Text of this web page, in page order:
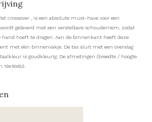
crossover , is een absolute must-have voor een
geleverd met een verstelbare schouderriem, zodat
hand hoeft te dragen. Aan de binnenkant heeft deze
met één binnenvakje. De tas sluit met een overslag
is goudkleurig. De afmetingen (breedte / hoogte